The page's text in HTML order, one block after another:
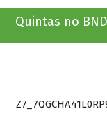
Quintas no